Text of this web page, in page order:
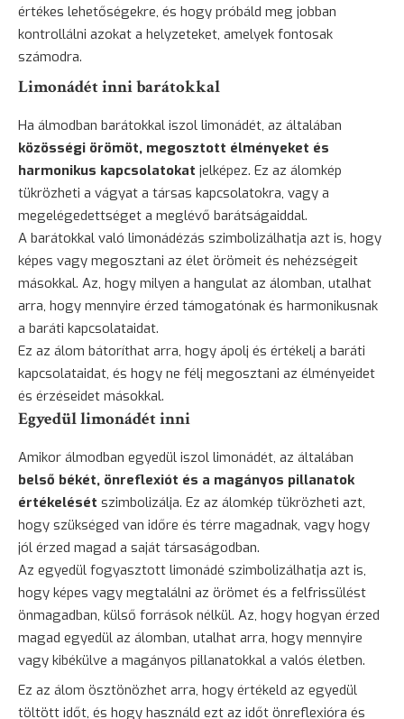
értékes lehetőségekre, és hogy próbáld meg jobban
kontrollálni azokat a helyzeteket, amelyek fontosak
számodra.
Limonádét inni barátokkal
Ha álmodban barátokkal iszol limonádét, az általában
közösségi örömöt, megosztott élményeket és
harmonikus kapcsolatokat jelképez. Ez az álomkép
tükrözheti a vágyat a társas kapcsolatokra, vagy a
megelégedettséget a meglévő barátságaiddal.
A barátokkal való limonádézás szimbolizálhatja azt is, hogy
képes vagy megosztani az élet örömeit és nehézségeit
másokkal. Az, hogy milyen a hangulat az álomban, utalhat
arra, hogy mennyire érzed támogatónak és harmonikusnak
a baráti kapcsolataidat.
Ez az álom bátoríthat arra, hogy ápolj és értékelj a baráti
kapcsolataidat, és hogy ne félj megosztani az élményeidet
és érzéseidet másokkal.
Egyedül limonádét inni
Amikor álmodban egyedül iszol limonádét, az általában
belső békét, önreflexiót és a magányos pillanatok
értékelését szimbolizálja. Ez az álomkép tükrözheti azt,
hogy szükséged van időre és térre magadnak, vagy hogy
jól érzed magad a saját társaságodban.
Az egyedül fogyasztott limonádé szimbolizálhatja azt is,
hogy képes vagy megtalálni az örömet és a felfrissülést
önmagadban, külső források nélkül. Az, hogy hogyan érzed
magad egyedül az álomban, utalhat arra, hogy mennyire
vagy kibékülve a magányos pillanatokkal a valós életben.
Ez az álom ösztönözhet arra, hogy értékeld az egyedül
töltött időt, és hogy használd ezt az időt önreflexióra és